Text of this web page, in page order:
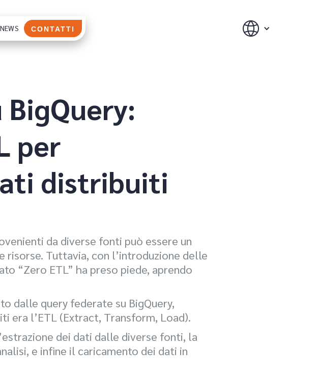
NEWS CONTATTI
per
distribuiti
da diverse fonti può essere un
Tuttavia, con l’introduzione delle
“Zero ETL” ha preso piede, aprendo
dalle query federate su BigQuery,
era l’ETL (Extract, Transform, Load).
dei dati dalle diverse fonti, la
e infine il caricamento dei dati in